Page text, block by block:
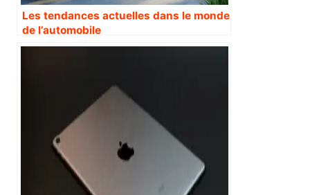
Les tendances actuelles dans le monde
de l’automobile